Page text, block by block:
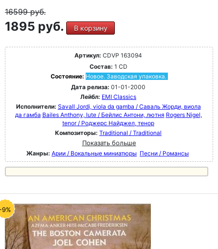
16599руб.
1895 руб. В корзину
Артикул: CDVP 163094
Состав: 1 CD
Состояние: Новое. Заводская упаковка.
Дата релиза: 01-01-2000
Лейбл: EMI Classics
Исполнители: Savall Jordi, viola da gamba / Саваль Жорди, виола
да гамба Bailes Anthony, lute / Бейлис Антони, лютня Rogers Nigel,
tenor / Роджерс Найджел, тенор
Композиторы: Traditional / Traditional
Показать больше
Жанры: Арии / Вокальные миниатюры Песни / Романсы
9%